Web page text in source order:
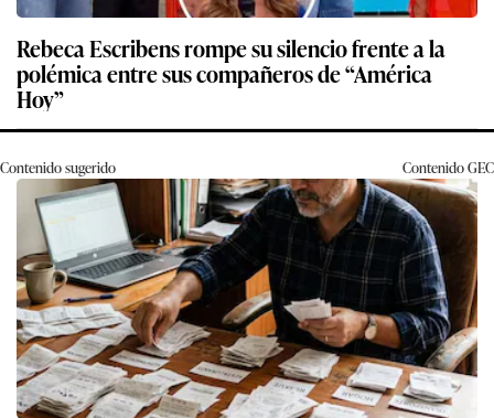
Rebeca Escribens rompe su silencio frente a la
polémica entre sus compañeros de “América
Hoy”
Contenido sugerido ContenidoGEC